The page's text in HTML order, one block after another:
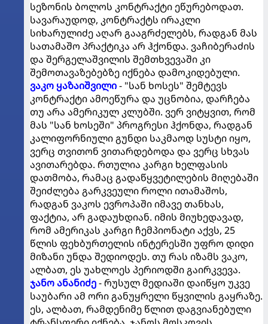
სეზონის ბოლოს კონტრაქტი ეწურებოდათ.
სავარაუდოდ, კონტრაქტს ირაკლი
სიხარულიძე აღარ გააგრძელებს, რადგან მას
სათამაშო პრაქტიკა არ ჰქონდა. ვაჩიბერაძის
და შერგელაშვილის შემთხვევაში კი
შემოთავაზებებზე იქნება დამოკიდებული.
ვაკო ყაზაიშვილი- "სან ხოსეს" შემტევს
კონტრაქტი ამოეწურა და უცნობია, დარჩება
თუ არა ამერიკულ კლუბში. ვერ ვიტყვით, რომ
მას "სან ხოსეში" პროგრესი ჰქონდა, რადგან
კალიფორნიული გუნდი საკმაოდ სუსტი იყო,
ვერც თვითონ ვითარდებოდა და ვერც სხვას
ავითარებდა. რთულია კარგი ხელფასის
დათმობა, რამაც გადაწყვეტილების მიღებაში
შეიძლება გარკვეული როლი ითამაშოს,
რადგან ვაკოს ევროპაში იმავე თანხას,
ფაქტია, არ გადაუხდიან. იმის მიუხედავად,
რომ ამერიკას კარგი ჩემპიონატი აქვს, 25
წლის ფეხბურთელის ინტერესში უფრო დიდი
მიზანი უნდა შედიოდეს. თუ რას იზამს ვაკო,
ალბათ, ეს უახლოეს პერიოდში გაირკვევა.
ჯანო ანანიძე- რუსულ მედიაში დაიწყო უკვე
საუბარი ამ ორი განუყრელი წყვილის გაყრაზე.
ეს, ალბათ, რამდენიმე წლით დაგვიანებული